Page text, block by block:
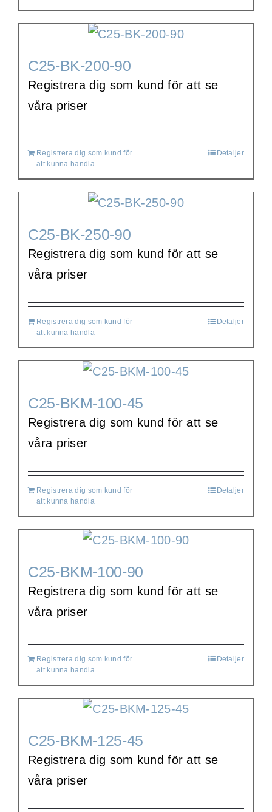
C25-BK-200-90
Registrera dig som kund för att se
våra priser
Registrera dig som kund för
att kunna handla
Detaljer
C25-BK-250-90
Registrera dig som kund för att se
våra priser
Registrera dig som kund för
att kunna handla
Detaljer
C25-BKM-100-45
Registrera dig som kund för att se
våra priser
Registrera dig som kund för
att kunna handla
Detaljer
C25-BKM-100-90
Registrera dig som kund för att se
våra priser
Registrera dig som kund för
att kunna handla
Detaljer
C25-BKM-125-45
Registrera dig som kund för att se
våra priser